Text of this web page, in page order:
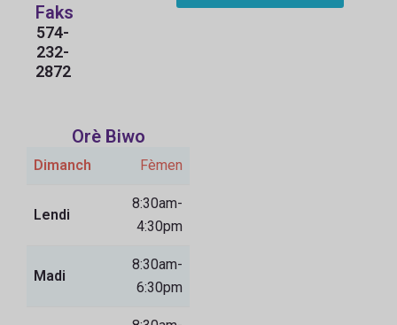
Faks
574-
232-
2872
Orè Biwo
Dimanch Fèmen
Lendi
8:30am-
4:30pm
Madi
8:30am-
6:30pm